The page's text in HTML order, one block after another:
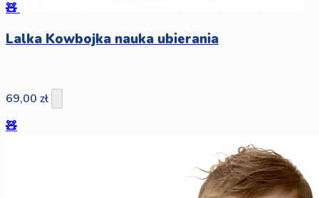
🧸
Lalka Kowbojka nauka ubierania
69,00 zł
🧸